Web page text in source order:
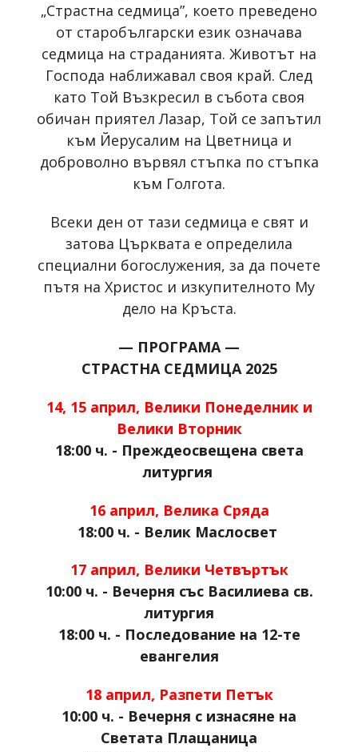
„Страстна седмица”, което преведено
от старобългарски език означава
седмица на страданията. Животът на
Господа наближавал своя край. След
като Той Възкресил в събота своя
обичан приятел Лазар, Той се запътил
към Йерусалим на Цветница и
доброволно вървял стъпка по стъпка
към Голгота.
Всеки ден от тази седмица е свят и
затова Църквата е определила
специални богослужения, за да почете
пътя на Христос и изкупителното Му
дело на Кръста.
— ПРОГРАМА —
СТРАСТНА СЕДМИЦА 2025
14, 15 април, Велики Понеделник и
Велики Вторник
18:00 ч. - Преждеосвещена света
литургия
16 април, Велика Сряда
18:00 ч. - Велик Маслосвет
17 април, Велики Четвъртък
10:00 ч. - Вечерня със Василиева св.
литургия
18:00 ч. - Последование на 12-те
евангелия
18 април, Разпети Петък
10:00 ч. - Вечерня с изнасяне на
Светата Плащаница